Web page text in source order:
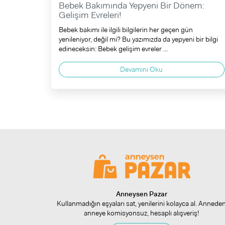
Bebek Bakımında Yepyeni Bir Dönem:
Gelişim Evreleri!
Bebek bakımı ile ilgili bilgilerin her geçen gün
yenileniyor, değil mi? Bu yazımızda da yepyeni bir bilgi
edineceksin: Bebek gelişim evreler ...
Devamını Oku
Anneysen Pazar
Kullanmadığın eşyaları sat, yenilerini kolayca al.
anneye komisyonsuz, hesaplı alışveriş!